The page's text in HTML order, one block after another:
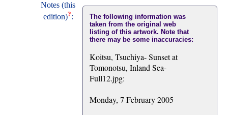
Notes (this
edition)?:
The following information was
taken from the original web
listing of this artwork. Note that
there may be some inaccuracies:
Koitsu, Tsuchiya- Sunset at
Tomonotsu, Inland Sea-
Full12.jpg:
Monday, 7 February 2005